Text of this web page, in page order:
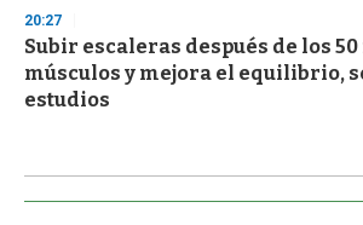
20:27
Subir escaleras después de los
músculos y mejora el equilibrio,
estudios